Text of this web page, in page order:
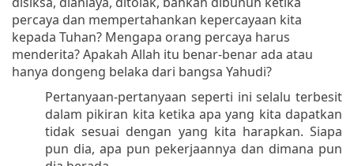
percaya dan mempertahankan kepercayaan kita
kepada Tuhan? Mengapa orang percaya harus
menderita? Apakah Allah itu benar-benar ada atau
hanya dongeng belaka dari bangsa Yahudi?
Pertanyaan-pertanyaan seperti ini selalu terbesit
dalam pikiran kita ketika apa yang kita dapatkan
tidak sesuai dengan yang kita harapkan. Siapa
pun dia, apa pun pekerjaannya dan dimana pun